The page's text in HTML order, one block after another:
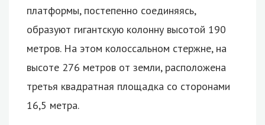
платформы, постепенно соединяясь,
образуют гигантскую колонну высотой 190
метров. На этом колоссальном стержне, на
высоте 276 метров от земли, расположена
третья квадратная площадка со сторонами
16,5 метра.